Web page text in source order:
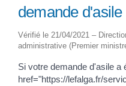
demande
Vérifié le 21/04/2021 –
administrative (Premier
Si votre demande d'asile a
href="https://lefalga.fr/